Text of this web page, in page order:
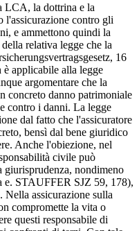
LCA, la dottrina e la
l'assicurazione contro gli
e ammettono quindi la
relativa legge che la
16
è applicabile alla legge
argomentare che la
concreto danno patrimoniale
contro i danni. La legge
dal fatto che l'assicuratore
bensì dal bene giuridico
Anche l'obiezione, nel
civile può
giurisprudenza, nondimeno
e. STAUFFER SJZ 59, 178),
Nella assicurazione sulla
compromette la vita o
questi responsabile di